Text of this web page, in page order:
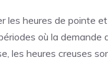
les heures de pointe
où la demande
les heures creuses